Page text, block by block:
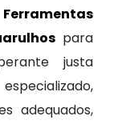
para
justa
adequados,